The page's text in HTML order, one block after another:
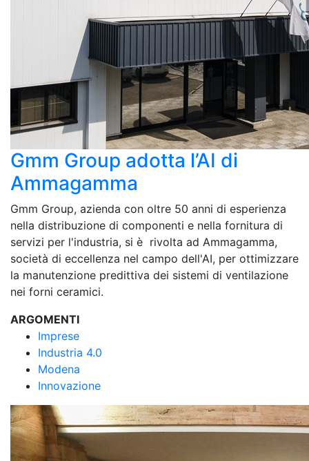
Gmm Group adotta l’AI di
Ammagamma
Gmm Group, azienda con oltre 50 anni di esperienza
nella distribuzione di componenti e nella fornitura di
servizi per l'industria, si è rivolta ad Ammagamma,
società di eccellenza nel campo dell'AI, per ottimizzare
la manutenzione predittiva dei sistemi di ventilazione
nei forni ceramici.
ARGOMENTI
Imprese
Industria 4.0
Modena
Innovazione